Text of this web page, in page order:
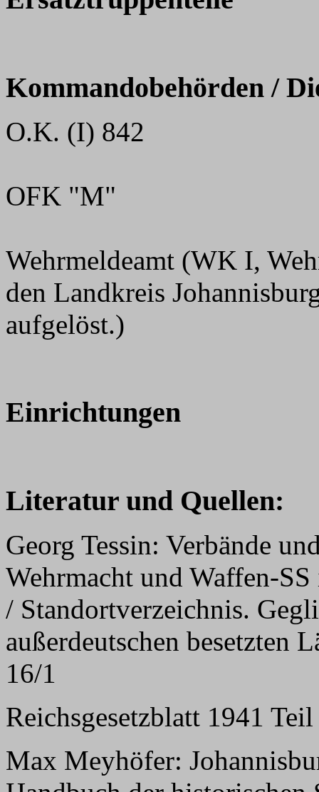
Kommandobehörden /
O.K. (I) 842
OFK "M"
Wehrmeldeamt (WK I,
den Landkreis
aufgelöst.)
Einrichtungen
Literatur und Quellen:
Georg Tessin: Verbände
Wehrmacht und Waffen-
/ Standortverzeichnis.
außerdeutschen besetzten
16/1
Reichsgesetzblatt 1941
Max Meyhöfer: